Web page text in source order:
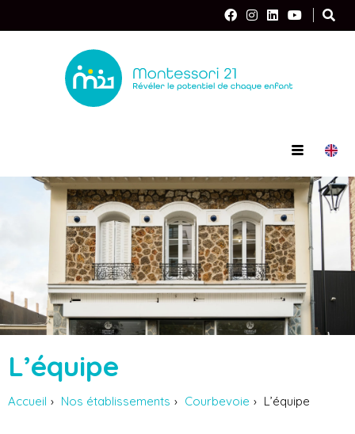
L’équipe
Accueil Nos établissements Courbevoie L’équipe